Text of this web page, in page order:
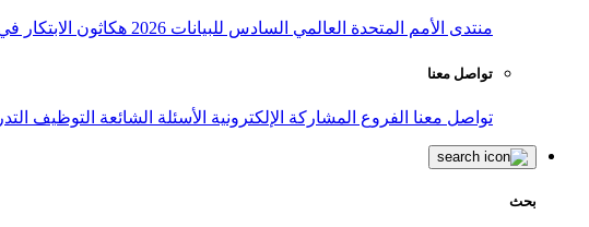
منتدى الأمم المتحدة العالمي السادس للبيانات 2026 هكاثون الابتكار
تواصل معنا
تواصل معنا الفروع المشاركة الإلكترونية الأسئلة الشائعة التوظيف
بحث